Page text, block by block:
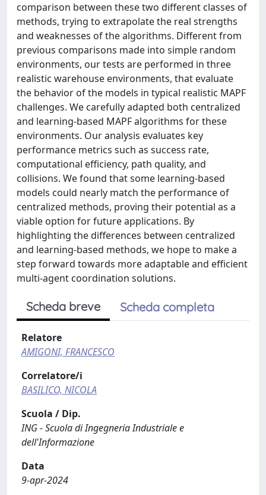
comparison between these two different classes of
methods, trying to extrapolate the real strengths
and weaknesses of the algorithms. Different from
previous comparisons made into simple random
environments, our tests are performed in three
realistic warehouse environments, that evaluate
the behavior of the models in typical realistic MAPF
challenges. We carefully adapted both centralized
and learning-based MAPF algorithms for these
environments. Our analysis evaluates key
performance metrics such as success rate,
computational efficiency, path quality, and
collisions. We found that some learning-based
models could nearly match the performance of
centralized methods, proving their potential as a
viable option for future applications. By
highlighting the differences between centralized
and learning-based methods, we hope to make a
step forward towards more adaptable and efficient
multi-agent coordination solutions.
Scheda breve Scheda completa
Relatore
AMIGONI, FRANCESCO
Correlatore/i
BASILICO, NICOLA
Scuola / Dip.
ING - Scuola di Ingegneria Industriale e
dell'Informazione
Data
9-apr-2024